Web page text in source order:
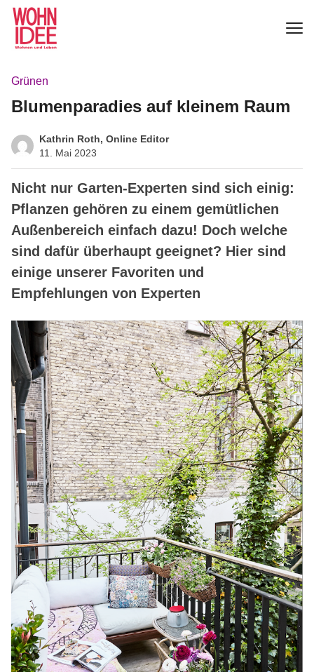
Grünen
Blumenparadies auf kleinem Raum
Kathrin Roth, Online Editor
11. Mai 2023
Nicht nur Garten-Experten sind sich einig:
Pflanzen gehören zu einem gemütlichen
Außenbereich einfach dazu! Doch welche
sind dafür überhaupt geeignet? Hier sind
einige unserer Favoriten und
Empfehlungen von Experten